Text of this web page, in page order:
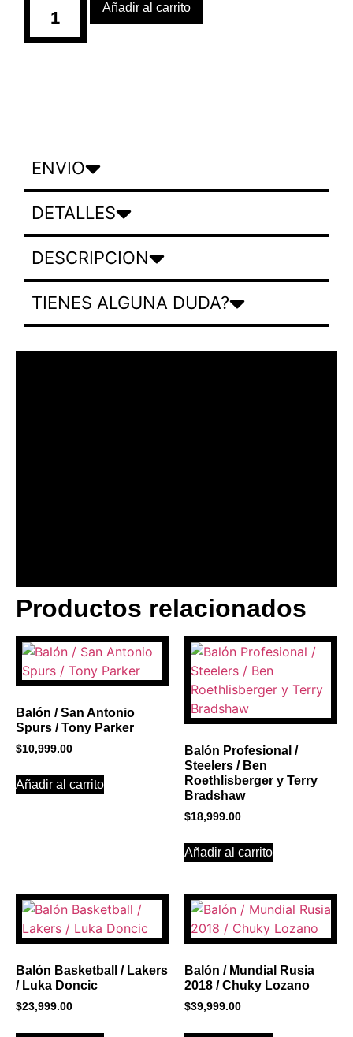
Añadir al carrito
ENVIO
DETALLES
DESCRIPCION
TIENES ALGUNA DUDA?
BANNER CON
PROMOCIONES 1
Click Here
Productos relacionados
Balón / San Antonio
Spurs / Tony Parker
$10,999.00
Añadir al carrito
Balón Profesional /
Steelers / Ben
Roethlisberger y Terry
Bradshaw
$18,999.00
Añadir al carrito
Balón Basketball / Lakers
/ Luka Doncic
$23,999.00
Balón / Mundial Rusia
2018 / Chuky Lozano
$39,999.00